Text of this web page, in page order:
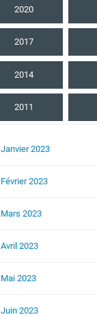
2020
2017
2014
2011
Janvier 2023
Février 2023
Mars 2023
Avril 2023
Mai 2023
Juin 2023